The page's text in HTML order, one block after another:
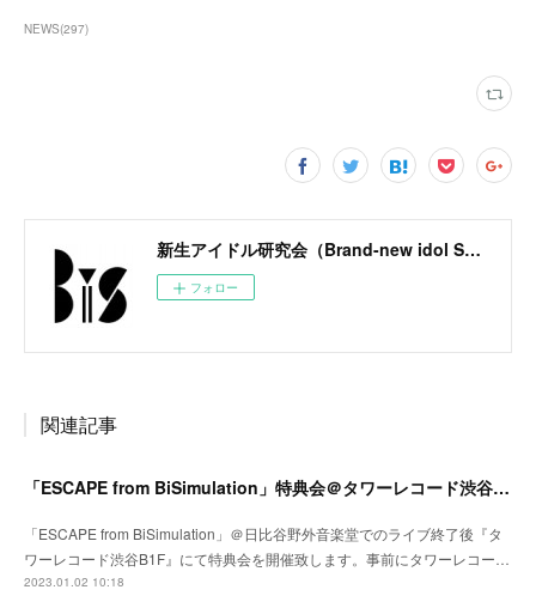
NEWS(297)
新生アイドル研究会（Brand-new idol Society）公式サイト / BiS OFFICIAL SITE
フォロー
関連記事
「ESCAPE from BiSimulation」特典会＠タワーレコード渋谷B1F開催決定のお知らせ
「ESCAPE from BiSimulation」＠日比谷野外音楽堂でのライブ終了後『タ
ワーレコード渋谷B1F』にて特典会を開催致します。事前にタワーレコー…
2023.01.02 10:18